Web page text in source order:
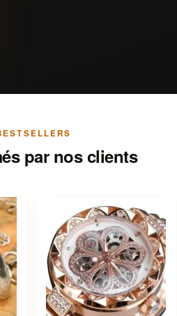
par nos clients